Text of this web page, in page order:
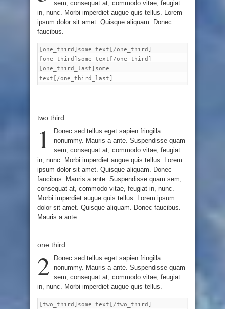
sem, consequat at, commodo vitae, feugiat
in, nunc. Morbi imperdiet augue quis tellus. Lorem
ipsum dolor sit amet. Quisque aliquam. Donec
faucibus.
[one_third]some text[/one_third]
[one_third]some text[/one_third]
[one_third_last]some
text[/one_third_last]
two third
1
Donec sed tellus eget sapien fringilla
nonummy. Mauris a ante. Suspendisse quam
sem, consequat at, commodo vitae, feugiat
in, nunc. Morbi imperdiet augue quis tellus. Lorem
ipsum dolor sit amet. Quisque aliquam. Donec
faucibus. Mauris a ante. Suspendisse quam sem,
consequat at, commodo vitae, feugiat in, nunc.
Morbi imperdiet augue quis tellus. Lorem ipsum
dolor sit amet. Quisque aliquam. Donec faucibus.
Mauris a ante.
one third
2
Donec sed tellus eget sapien fringilla
nonummy. Mauris a ante. Suspendisse quam
sem, consequat at, commodo vitae, feugiat
in, nunc. Morbi imperdiet augue quis tellus.
[two_third]some text[/two_third]